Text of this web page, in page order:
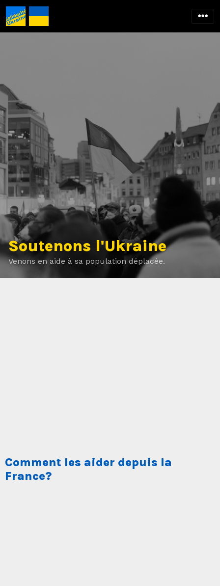
Soutenons l'Ukraine
Venons en aide à sa population déplacée.
Comment les aider depuis la
France?